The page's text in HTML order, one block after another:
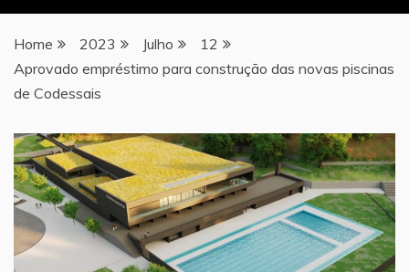
Home 2023 Julho
12
Aprovado empréstimo para construção das novas piscinas
de Codessais